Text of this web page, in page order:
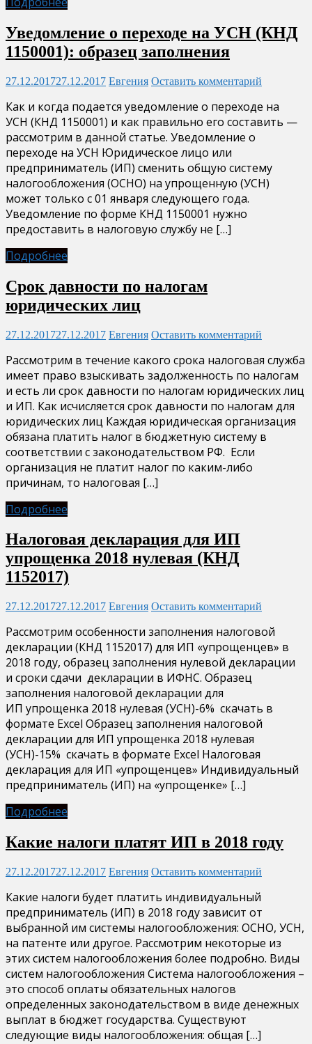
Уведомление о переходе на УСН (КНД
1150001): образец заполнения
27.12.201727.12.2017 Евгения Оставить комментарий
Как и когда подается уведомление о переходе на
УСН (КНД 1150001) и как правильно его составить —
рассмотрим в данной статье. Уведомление о
переходе на УСН Юридическое лицо или
предприниматель (ИП) сменить общую систему
налогообложения (ОСНО) на упрощенную (УСН)
может только с 01 января следующего года.
Уведомление по форме КНД 1150001 нужно
предоставить в налоговую службу не […]
Подробнее
Срок давности по налогам
юридических лиц
27.12.201727.12.2017 Евгения Оставить комментарий
Рассмотрим в течение какого срока налоговая служба
имеет право взыскивать задолженность по налогам
и есть ли срок давности по налогам юридических лиц
и ИП. Как исчисляется срок давности по налогам для
юридических лиц Каждая юридическая организация
обязана платить налог в бюджетную систему в
соответствии с законодательством РФ. Если
организация не платит налог по каким-либо
причинам, то налоговая […]
Подробнее
Налоговая декларация для ИП
упрощенка 2018 нулевая (КНД
1152017)
27.12.201727.12.2017 Евгения Оставить комментарий
Рассмотрим особенности заполнения налоговой
декларации (КНД 1152017) для ИП «упрощенцев» в
2018 году, образец заполнения нулевой декларации
и сроки сдачи декларации в ИФНС. Образец
заполнения налоговой декларации для
ИП упрощенка 2018 нулевая (УСН)-6% скачать в
формате Excel Образец заполнения налоговой
декларации для ИП упрощенка 2018 нулевая
(УСН)-15% скачать в формате Excel Налоговая
декларация для ИП «упрощенцев» Индивидуальный
предприниматель (ИП) на «упрощенке» […]
Подробнее
Какие налоги платят ИП в 2018 году
27.12.201727.12.2017 Евгения Оставить комментарий
Какие налоги будет платить индивидуальный
предприниматель (ИП) в 2018 году зависит от
выбранной им системы налогообложения: ОСНО, УСН,
на патенте или другое. Рассмотрим некоторые из
этих систем налогообложения более подробно. Виды
систем налогообложения Система налогообложения –
это способ оплаты обязательных налогов
определенных законодательством в виде денежных
выплат в бюджет государства. Существуют
следующие виды налогообложения: общая […]